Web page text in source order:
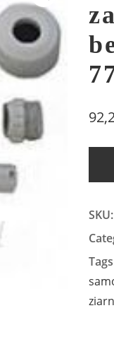
SKU: